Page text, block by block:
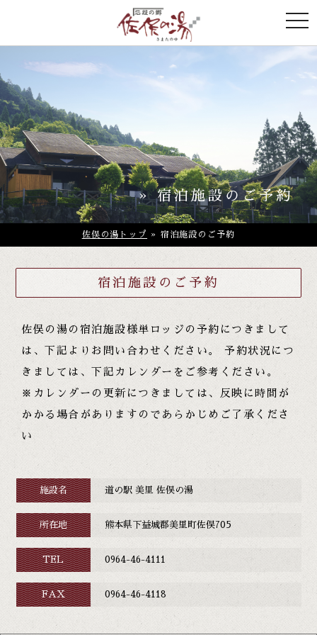
» 宿泊施設のご予約
佐俣の湯トップ » 宿泊施設のご予約
宿泊施設のご予約
佐俣の湯の宿泊施設様単ロッジの予約につきまして
は、下記よりお問い合わせください。 予約状況につ
きましては、下記カレンダーをご参考ください。
※カレンダーの更新につきましては、反映に時間が
かかる場合がありますのであらかじめご了承くださ
い
施設名 道の駅 美里 佐俣の湯
所在地 熊本県下益城郡美里町佐俣705
TEL 0964-46-4111
FAX 0964-46-4118